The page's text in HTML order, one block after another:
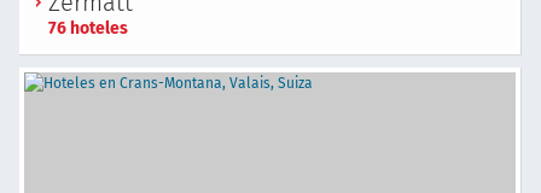
76 hoteles